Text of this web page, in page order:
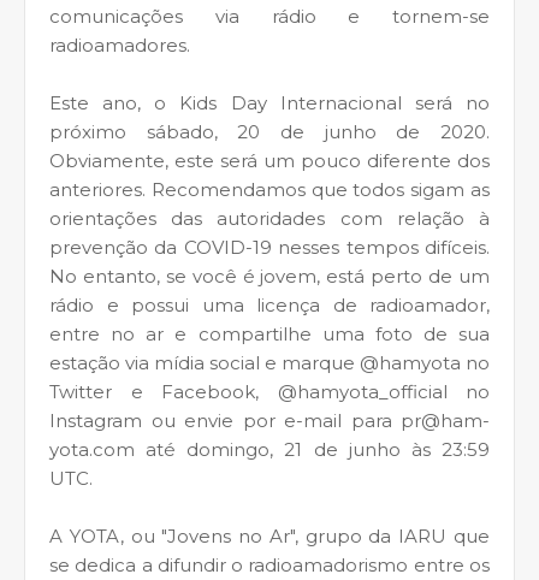
comunicações via rádio e tornem-se
radioamadores.
Este ano, o Kids Day Internacional será no
próximo sábado, 20 de junho de 2020.
Obviamente, este será um pouco diferente dos
anteriores. Recomendamos que todos sigam as
orientações das autoridades com relação à
prevenção da COVID-19 nesses tempos difíceis.
No entanto, se você é jovem, está perto de um
rádio e possui uma licença de radioamador,
entre no ar e compartilhe uma foto de sua
estação via mídia social e marque @hamyota no
Twitter e Facebook, @hamyota_official no
Instagram ou envie por e-mail para pr@ham-
yota.com até domingo, 21 de junho às 23:59
UTC.
A YOTA, ou "Jovens no Ar", grupo da IARU que
se dedica a difundir o radioamadorismo entre os